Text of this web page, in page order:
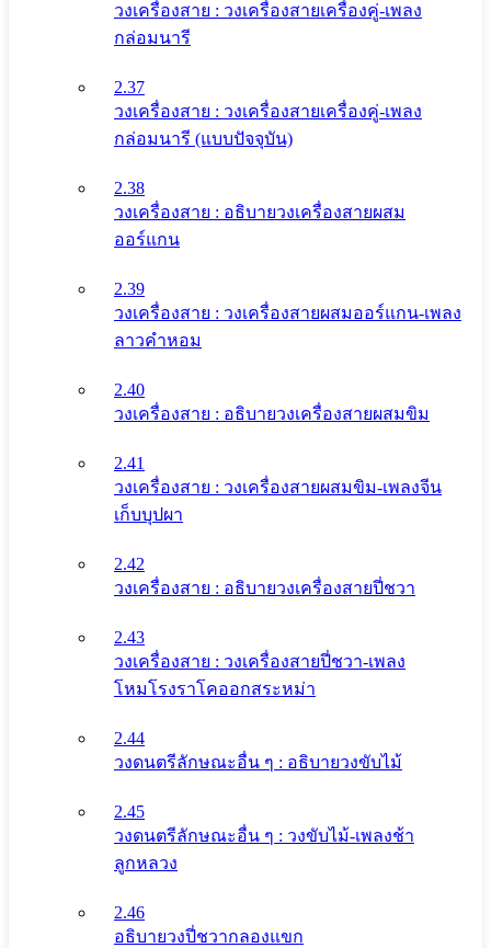
วงเครื่องสาย : วงเครื่องสายเครื่องคู่-เพลง
กล่อมนารี
2.37
วงเครื่องสาย : วงเครื่องสายเครื่องคู่-เพลง
กล่อมนารี (แบบปัจจุบัน)
2.38
วงเครื่องสาย : อธิบายวงเครื่องสายผสม
ออร์แกน
2.39
วงเครื่องสาย : วงเครื่องสายผสมออร์แกน-เพลง
ลาวคำหอม
2.40
วงเครื่องสาย : อธิบายวงเครื่องสายผสมขิม
2.41
วงเครื่องสาย : วงเครื่องสายผสมขิม-เพลงจีน
เก็บบุปผา
2.42
วงเครื่องสาย : อธิบายวงเครื่องสายปี่ชวา
2.43
วงเครื่องสาย : วงเครื่องสายปี่ชวา-เพลง
โหมโรงราโคออกสระหม่า
2.44
วงดนตรีลักษณะอื่น ๆ : อธิบายวงขับไม้
2.45
วงดนตรีลักษณะอื่น ๆ : วงขับไม้-เพลงช้า
ลูกหลวง
2.46
อธิบายวงปี่ชวากลองแขก